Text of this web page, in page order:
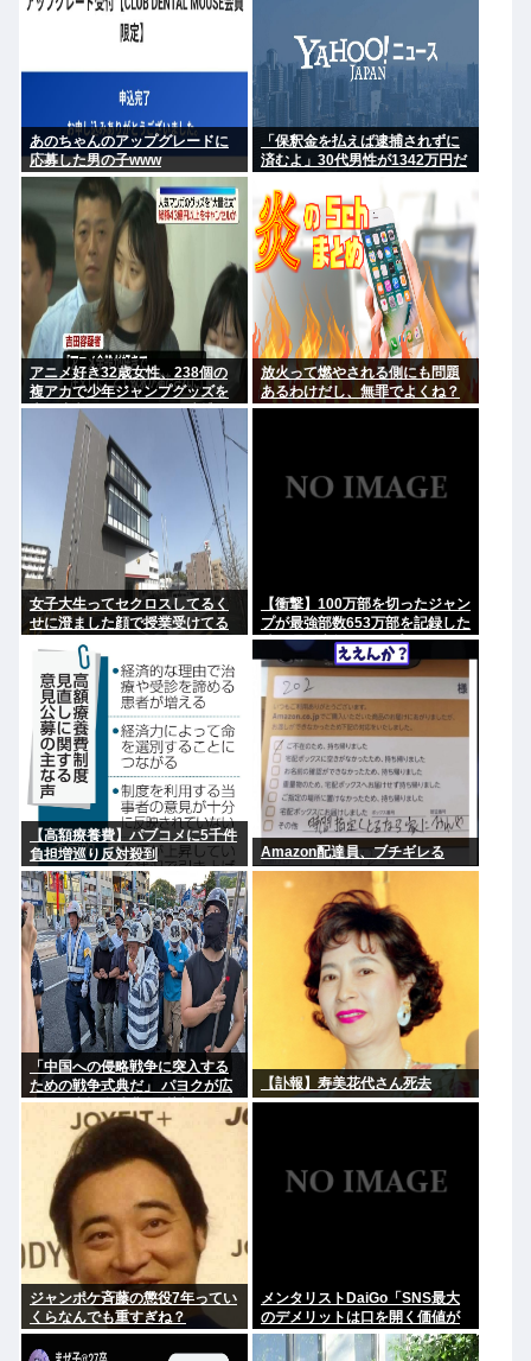
あのちゃんのアップグレードに
応募した男の子www
「保釈金を払えば逮捕されずに
済むよ」30代男性が1342万円だ
アニメ好き32歳女性、238個の
複アカで少年ジャンプグッズを
大量注文・キャンセルし逮捕
「欲求が満たされた」
放火って燃やされる側にも問題
あるわけだし、無罪でよくね？
女子大生ってセクロスしてるく
せに澄ました顔で授業受けてる
のは何故？？
【衝撃】100万部を切ったジャン
プが最強部数653万部を記録した
時の週刊少年ジャンプの面子が
ヤバすぎる
【高額療養費】パブコメに5千件
負担増巡り反対殺到
Amazon配達員、ブチギレる
「中国への侵略戦争に突入する
ための戦争式典だ」 パヨクが広
島の平和記念式典に反対する理
由が判明
【訃報】寿美花代さん死去
ジャンポケ斉藤の懲役7年ってい
くらなんでも重すぎね？
メンタリストDaiGo「SNS最大
のデメリットは口を開く価値が
ない奴が発信できるようになっ
たこと」